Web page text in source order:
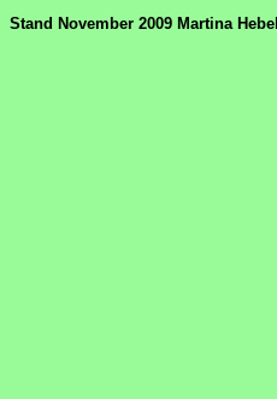
Stand November 2009 Martina Hebell